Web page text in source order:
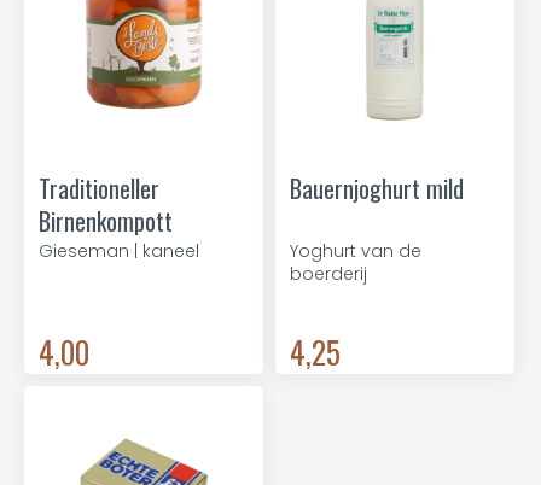
Traditioneller
Birnenkompott
Gieseman | kaneel
4,00
Bauernjoghurt mild
Yoghurt van de
boerderij
4,25